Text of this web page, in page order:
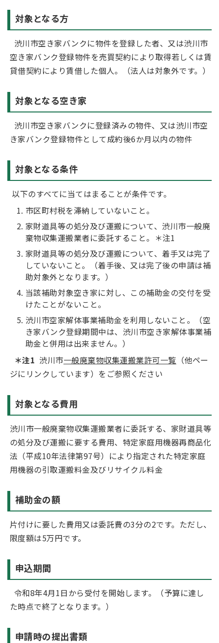
対象となる方
渋川市空き家バンクに物件を登録した者、又は渋川市
空き家バンク登録物件を売買契約により取得若しくは賃
貸借契約により賃借した個人。（法人は対象外です。）
対象となる空き家
渋川市空き家バンクに登録済みの物件、又は渋川市空
き家バンク登録物件として成約後6か月以内の物件
対象となる条件
以下のすべてに当てはまることが条件です。
市区町村税を滞納していないこと。
家財道具等の処分及び運搬について、渋川市一般廃
棄物収集運搬業者に委託すること。＊注1
家財道具等の処分及び運搬について、着手又は完了
していないこと。（着手後、又は完了後の申請は補
助対象外となります。）
当該補助対象空き家に対し、この補助金の交付を受
けたことがないこと。
渋川市空家解体事業補助金を利用しないこと。（空
き家バンク登録期間中は、渋川市空き家解体事業補
助金と併用は出来ません。）
＊注1 渋川市一般廃棄物収集運搬業許可一覧 （他ペー
ジにリンクしています）をご参照ください
対象となる費用
渋川市一般廃棄物収集運搬業者に委託する、家財道具等
の処分及び運搬に要する費用、特定家庭用機器再商品化
法（平成10年法律第97号）により指定された特定家庭
用機器の引取運搬料金及びリサイクル料金
補助金の額
片付けに要した費用又は委託費の3分の2です。ただし、
限度額は5万円です。
申込期間
令和8年4月1日から受付を開始します。（予算に達し
た時点で終了となります。）
申請時の提出書類